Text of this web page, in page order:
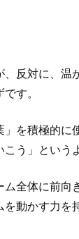
反対に、温
す。
を積極的に
う」という
全体に前向
動かす力を